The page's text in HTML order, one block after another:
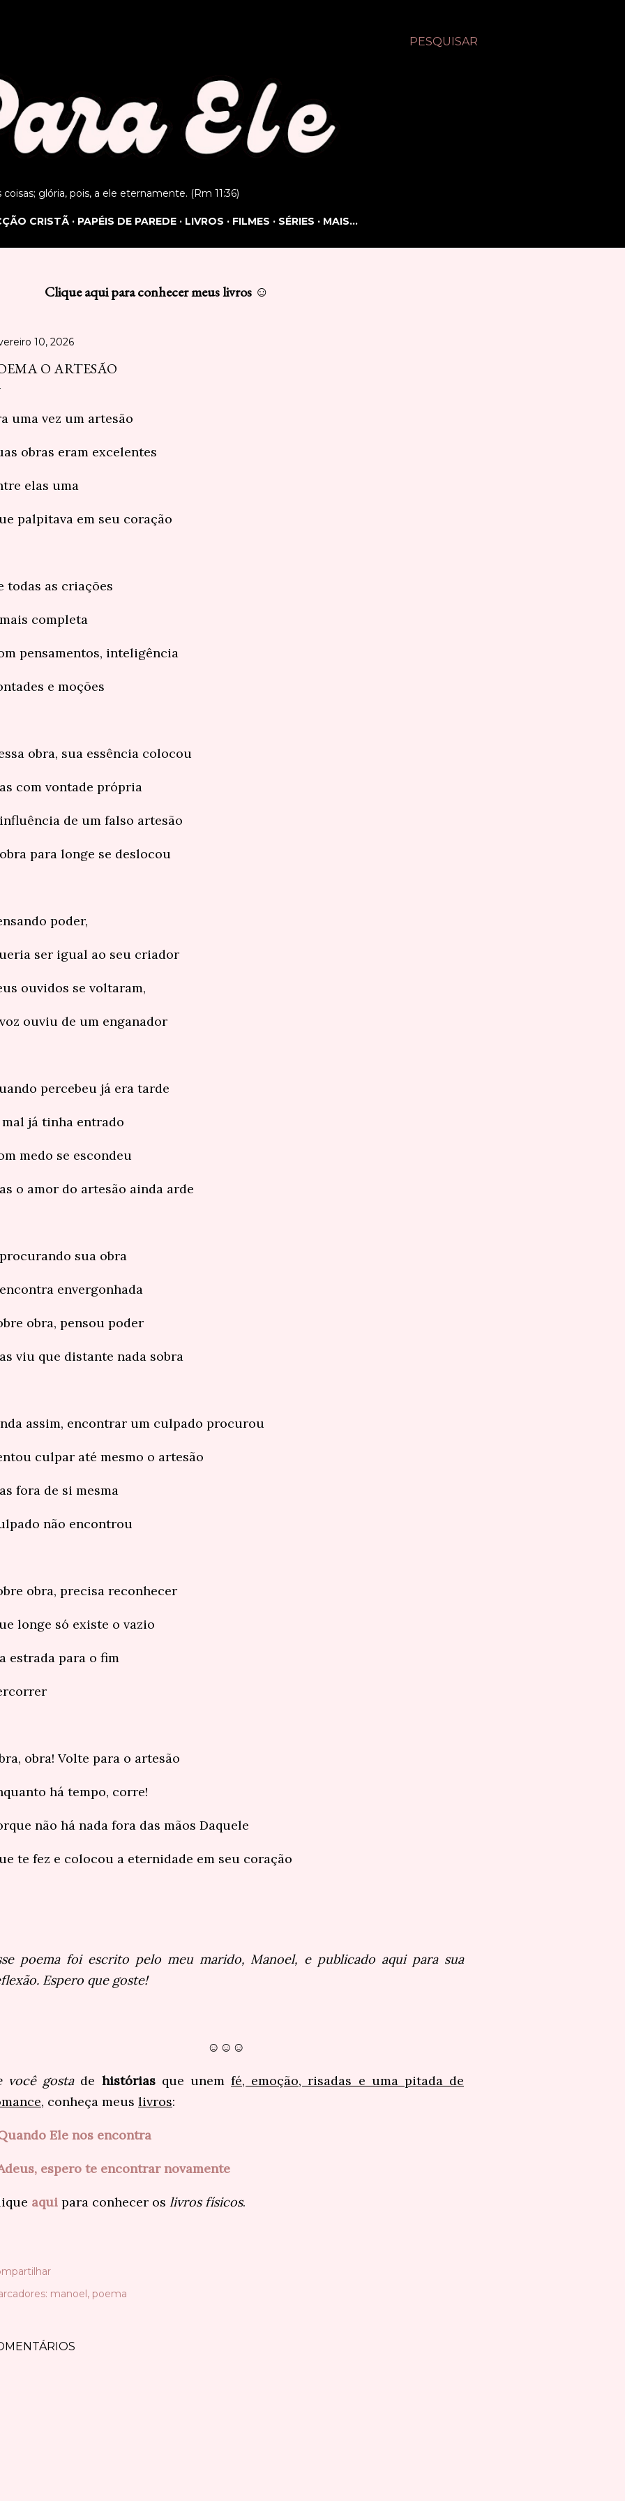
PESQUISAR
coisas; glória, pois, a ele eternamente. (Rm 11:36)
CRISTÃ PAPÉIS DE PAREDE LIVROS FILMES SÉRIES MAIS…
Clique aqui para conhecer meus livros ☺
10, 2026
O ARTESÃO
uma vez um artesão
obras eram excelentes
elas uma
palpitava em seu coração
todas as criações
completa
pensamentos, inteligência
e moções
obra, sua essência colocou
com vontade própria
de um falso artesão
para longe se deslocou
poder,
ser igual ao seu criador
ouvidos se voltaram,
ouviu de um enganador
percebeu já era tarde
mal já tinha entrado
medo se escondeu
o amor do artesão ainda arde
sua obra
envergonhada
obra, pensou poder
viu que distante nada sobra
assim, encontrar um culpado procurou
culpar até mesmo o artesão
fora de si mesma
não encontrou
obra, precisa reconhecer
longe só existe o vazio
estrada para o fim
obra! Volte para o artesão
há tempo, corre!
não há nada fora das mãos Daquele
te fez e colocou a eternidade em seu coração
poema foi escrito pelo meu marido, Manoel, e publicado aqui para sua
Espero que goste!
☺☺☺
você gostade históriasque unemfé, emoção, risadas e uma pitada de
, conheça meus livros:
Ele nos encontra
espero te encontrar novamente
aqui para conhecer os livros físicos.
manoel poema